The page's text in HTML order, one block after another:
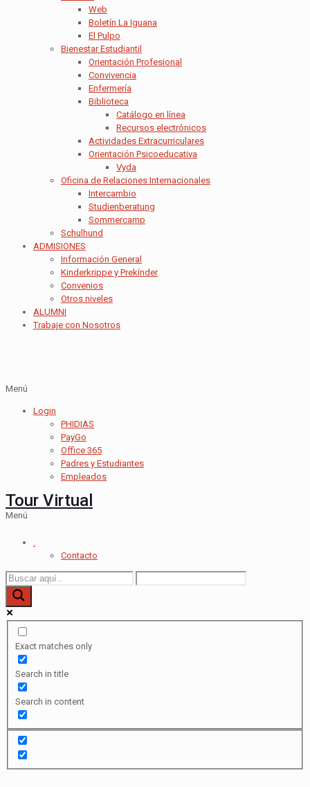
Web
Boletín La Iguana
El Pulpo
Bienestar Estudiantil
Orientación Profesional
Convivencia
Enfermería
Biblioteca
Catálogo en línea
Recursos electrónicos
Actividades Extracurriculares
Orientación Psicoeducativa
Vyda
Oficina de Relaciones Internacionales
Intercambio
Studienberatung
Sommercamp
Schulhund
ADMISIONES
Información General
Kinderkrippe y Prekínder
Convenios
Otros niveles
ALUMNI
Trabaje con Nosotros
Menú
Login
PHIDIAS
PayGo
Office 365
Padres y Estudiantes
Empleados
Tour Virtual
Menú
.
Contacto
Exact matches only
Search in title
Search in content